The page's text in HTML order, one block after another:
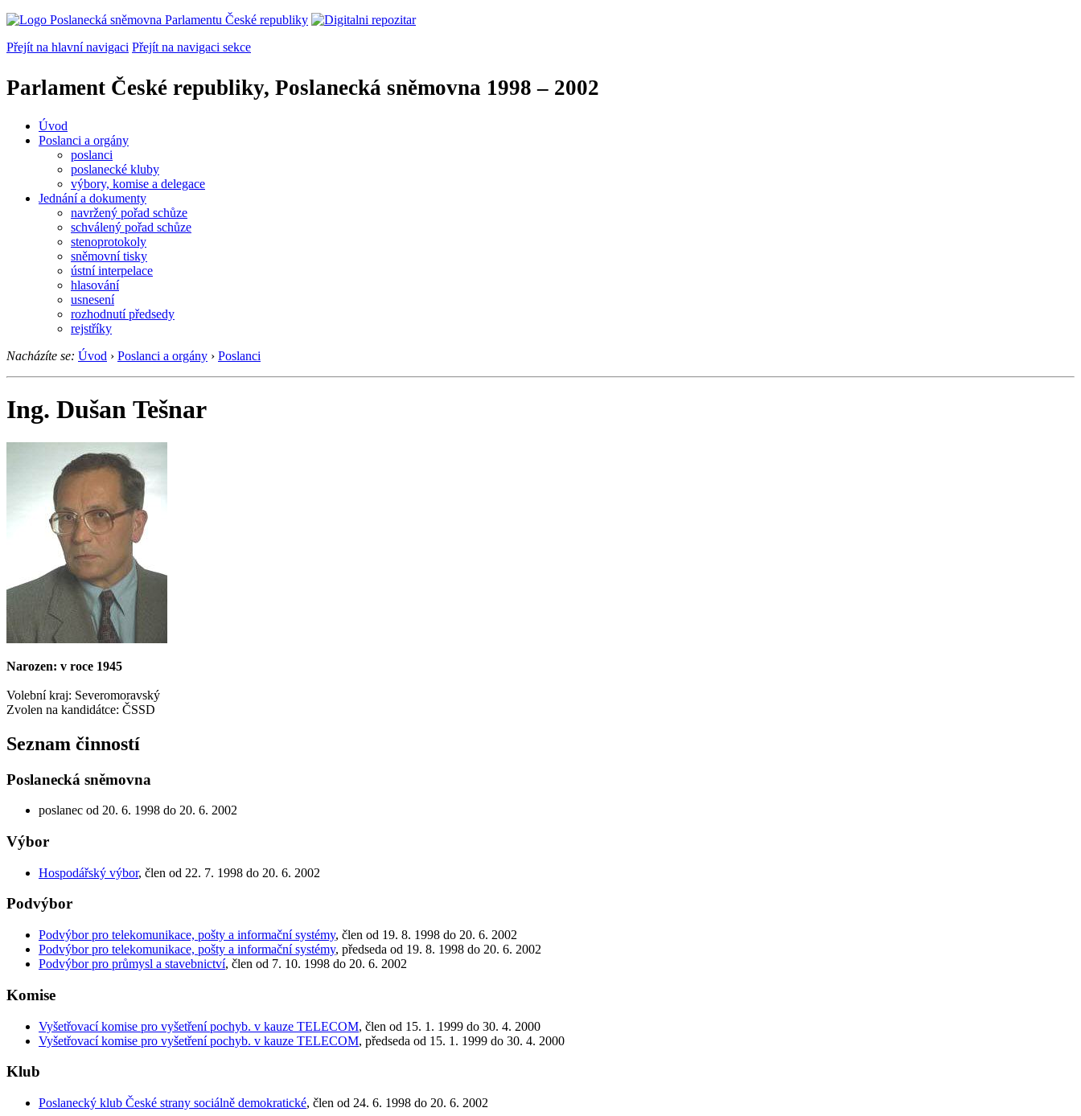
Přejít na hlavní navigaci Přejít na navigaci sekce
Parlament České republiky, Poslanecká sněmovna 1998 – 2002
Úvod
Poslanci a orgány
poslanci
poslanecké kluby
výbory, komise a delegace
Jednání a dokumenty
navržený pořad schůze
schválený pořad schůze
stenoprotokoly
sněmovní tisky
ústní interpelace
hlasování
usnesení
rozhodnutí předsedy
rejstříky
Nacházíte se: Úvod › Poslanci a orgány › Poslanci
Ing. Dušan Tešnar
Narozen: v roce 1945
Volební kraj: Severomoravský
Zvolen na kandidátce: ČSSD
Seznam činností
Poslanecká sněmovna
poslanec od 20. 6. 1998 do 20. 6. 2002
Výbor
Hospodářský výbor, člen od 22. 7. 1998 do 20. 6. 2002
Podvýbor
Podvýbor pro telekomunikace, pošty a informační systémy, člen od 19. 8. 1998 do 20. 6. 2002
Podvýbor pro telekomunikace, pošty a informační systémy, předseda od 19. 8. 1998 do 20. 6. 2002
Podvýbor pro průmysl a stavebnictví, člen od 7. 10. 1998 do 20. 6. 2002
Komise
Vyšetřovací komise pro vyšetření pochyb. v kauze TELECOM, člen od 15. 1. 1999 do 30. 4. 2000
Vyšetřovací komise pro vyšetření pochyb. v kauze TELECOM, předseda od 15. 1. 1999 do 30. 4. 2000
Klub
Poslanecký klub České strany sociálně demokratické, člen od 24. 6. 1998 do 20. 6. 2002